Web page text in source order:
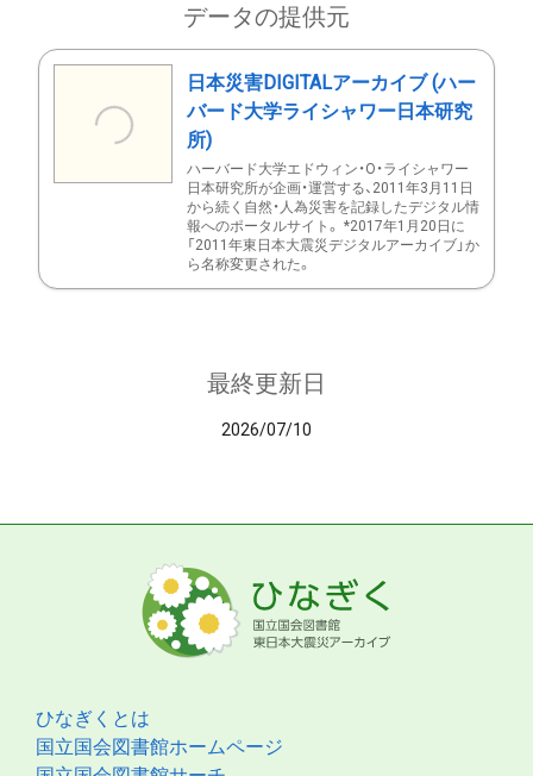
データの提供元
日本災害DIGITALアーカイブ (ハー
バード大学ライシャワー日本研究
所)
ハーバード大学エドウィン・O・ライシャワー
日本研究所が企画・運営する、2011年3月11日
から続く自然・人為災害を記録したデジタル情
報へのポータルサイト。 *2017年1月20日に
「2011年東日本大震災デジタルアーカイブ」か
ら名称変更された。
最終更新日
2026/07/10
ひなぎくとは
国立国会図書館ホームページ